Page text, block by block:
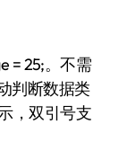
= 25;。不需
判断数据类
，双引号支